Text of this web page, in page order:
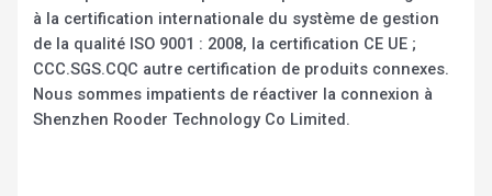
à la certification internationale du système de gestion
de la qualité ISO 9001 : 2008, la certification CE UE ;
CCC.SGS.CQC autre certification de produits connexes.
Nous sommes impatients de réactiver la connexion à
Shenzhen Rooder Technology Co Limited.